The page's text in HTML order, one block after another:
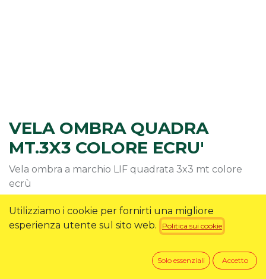
VELA OMBRA QUADRA
MT.3X3 COLORE ECRU'
Vela ombra a marchio LIF quadrata 3x3 mt colore
ecrù
26,90€
Utilizziamo i cookie per fornirti una migliore
esperienza utente sul sito web.
Politica sui cookie
Solo essenziali Accetto